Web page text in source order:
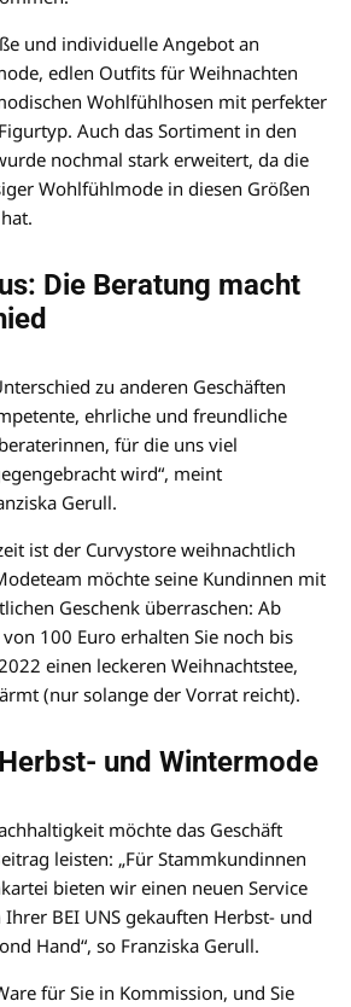
und individuelle Angebot an
edlen Outfits für Weihnachten
Wohlfühlhosen mit perfekter
Auch das Sortiment in den
nochmal stark erweitert, da die
Wohlfühlmode in diesen Größen
Die Beratung macht
zu anderen Geschäften
ehrliche und freundliche
für die uns viel
wird“, meint
Gerull.
ist der Curvystore weihnachtlich
möchte seine Kundinnen mit
Geschenk überraschen: Ab
100 Euro erhalten Sie noch bis
einen leckeren Weihnachtstee,
(nur solange der Vorrat reicht).
und Wintermode
möchte das Geschäft
leisten: „Für Stammkundinnen
bieten wir einen neuen Service
BEI UNS gekauften Herbst- und
Hand“, so Franziska Gerull.
für Sie in Kommission, und Sie